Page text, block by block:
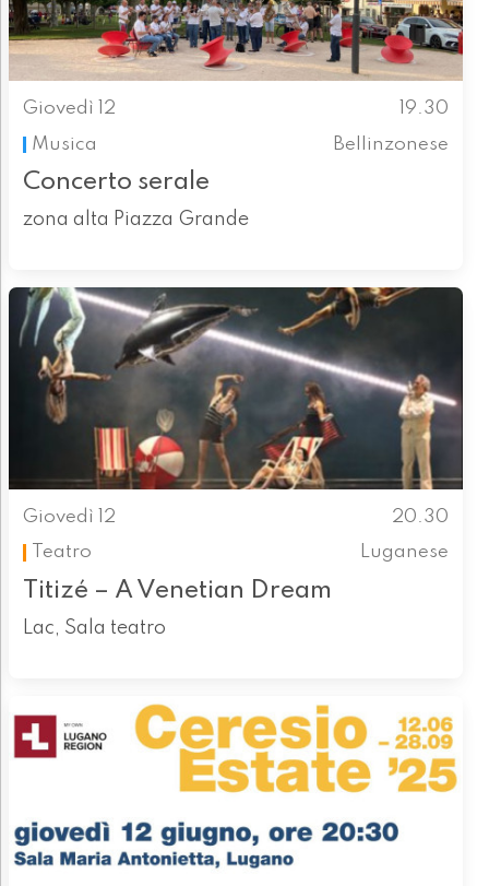
Giovedì 12
19.30
Musica
Bellinzonese
Concerto serale
zona alta Piazza Grande
Giovedì 12
20.30
Teatro
Luganese
Titizé – A Venetian Dream
Lac, Sala teatro